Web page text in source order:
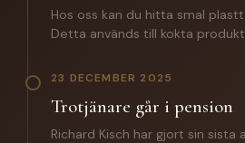
inloggningsuppgifter? Hör av
Hos oss kan du hitta smal
Detta används till kokta
slutprodukten. Till ett
information.
23 DECEMBER 2025
Trotjänare går i pension
Richard Kisch har gjort sin sista